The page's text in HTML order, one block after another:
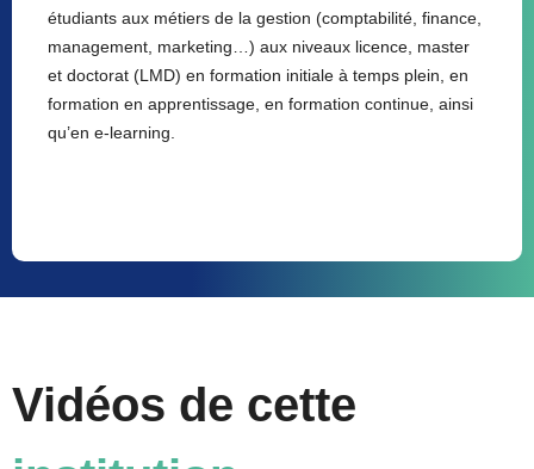
étudiants aux métiers de la gestion (comptabilité, finance,
management, marketing…) aux niveaux licence, master
et doctorat (LMD) en formation initiale à temps plein, en
formation en apprentissage, en formation continue, ainsi
qu’en e-learning.
Vidéos de cette